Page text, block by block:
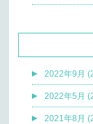
2022年9月
2022年5月
2021年8月